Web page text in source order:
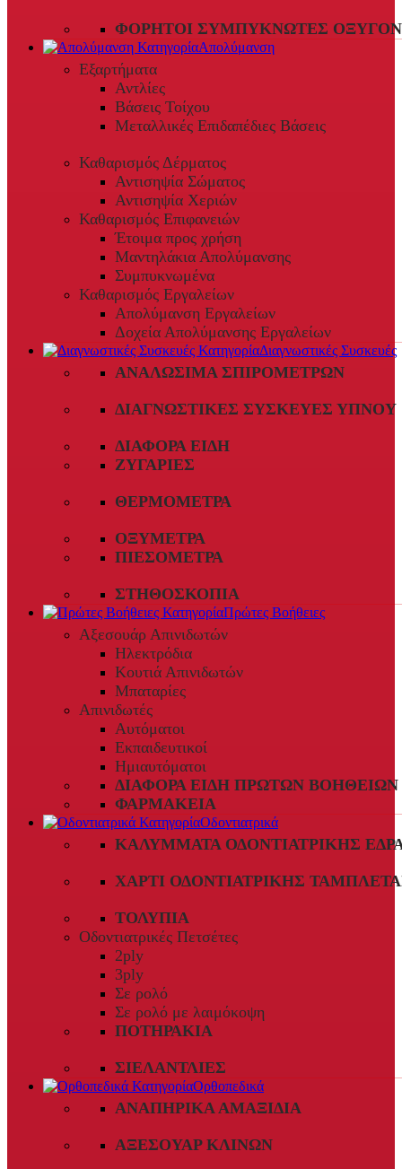
ΦΟΡΗΤΟΊ ΣΥΜΠΥΚΝΩΤΈΣ
Απολύμανση
Εξαρτήματα
Αντλίες
Βάσεις Τοίχου
Μεταλλικές Επιδαπέδιες Βάσεις
Καθαρισμός Δέρματος
Αντισηψία Σώματος
Αντισηψία Χεριών
Καθαρισμός Επιφανειών
Έτοιμα προς χρήση
Μαντηλάκια Απολύμανσης
Συμπυκνωμένα
Καθαρισμός Εργαλείων
Απολύμανση Εργαλείων
Δοχεία Απολύμανσης Εργαλείων
Διαγνωστικές Συσκευές
ΑΝΑΛΏΣΙΜΑ ΣΠΙΡΟΜΈΤΡΩΝ
ΔΙΑΓΝΩΣΤΙΚΈΣ ΣΥΣΚΕΥΈΣ ΎΠΝΟΥ
ΔΙΆΦΟΡΑ ΕΊΔΗ
ΖΥΓΑΡΙΈΣ
ΘΕΡΜΌΜΕΤΡΑ
ΟΞΎΜΕΤΡΑ
ΠΙΕΣΌΜΕΤΡΑ
ΣΤΗΘΟΣΚΌΠΙΑ
Πρώτες Βοήθειες
Αξεσουάρ Απινιδωτών
Ηλεκτρόδια
Κουτιά Απινιδωτών
Μπαταρίες
Απινιδωτές
Αυτόματοι
Εκπαιδευτικοί
Ημιαυτόματοι
ΔΙΆΦΟΡΑ ΕΊΔΗ ΠΡΏΤΩΝ ΒΟΗΘΕΙΏΝ
ΦΑΡΜΑΚΕΊΑ
Οδοντιατρικά
ΚΑΛΎΜΜΑΤΑ ΟΔΟΝΤΙΑΤΡΙΚΉΣ
ΧΑΡΤΊ ΟΔΟΝΤΙΑΤΡΙΚΉΣ
ΤΟΛΎΠΙΑ
Οδοντιατρικές Πετσέτες
2ply
3ply
Σε ρολό
Σε ρολό με λαιμόκοψη
ΠΟΤΗΡΆΚΙΑ
ΣΙΕΛΑΝΤΛΊΕΣ
Ορθοπεδικά
ΑΝΑΠΗΡΙΚΆ ΑΜΑΞΊΔΙΑ
ΑΞΕΣΟΥΆΡ ΚΛΙΝΏΝ